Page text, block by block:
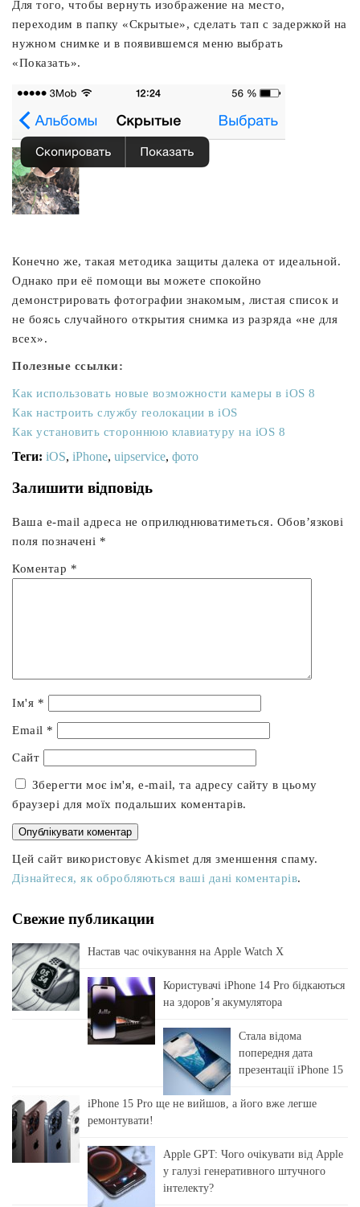
Для того, чтобы вернуть изображение на место,
переходим в папку «Скрытые», сделать тап с задержкой на
нужном снимке и в появившемся меню выбрать
«Показать».
Конечно же, такая методика защиты далека от идеальной.
Однако при её помощи вы можете спокойно
демонстрировать фотографии знакомым, листая список и
не боясь случайного открытия снимка из разряда «не для
всех».
Полезные ссылки:
Как использовать новые возможности камеры в iOS 8
Как настроить службу геолокации в iOS
Как установить стороннюю клавиатуру на iOS 8
Теги: iOS, iPhone, uipservice, фото
Залишити відповідь
Ваша e-mail адреса не оприлюднюватиметься. Обов’язкові
поля позначені *
Коментар *
Ім'я *
Email *
Сайт
Зберегти моє ім'я, e-mail, та адресу сайту в цьому
браузері для моїх подальших коментарів.
Цей сайт використовує Akismet для зменшення спаму.
Дізнайтеся, як обробляються ваші дані коментарів.
Свежие публикации
Настав час очікування на Apple Watch X
Користувачі iPhone 14 Pro бідкаються
на здоровʼя акумулятора
Стала відома
попередня дата
презентації iPhone 15
iPhone 15 Pro ще не вийшов, а його вже легше
ремонтувати!
Apple GPT: Чого очікувати від Apple
у галузі генеративного штучного
інтелекту?